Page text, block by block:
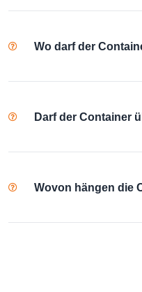
Wo darf der
Darf der Container
Wovon hängen die